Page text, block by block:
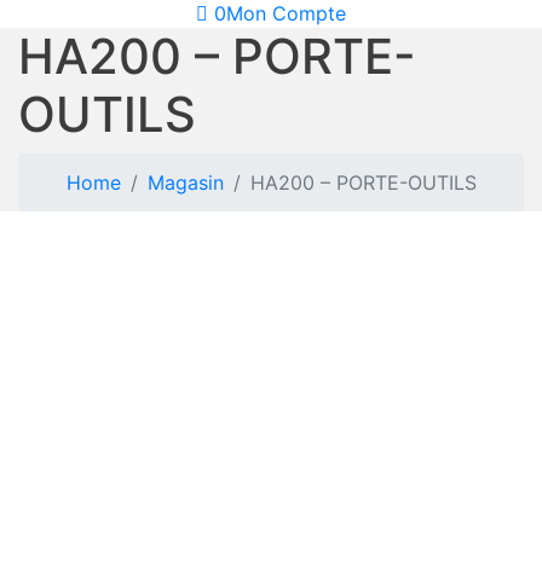
0Mon Compte
HA200 – PORTE-
OUTILS
Home Magasin HA200 – PORTE-OUTILS